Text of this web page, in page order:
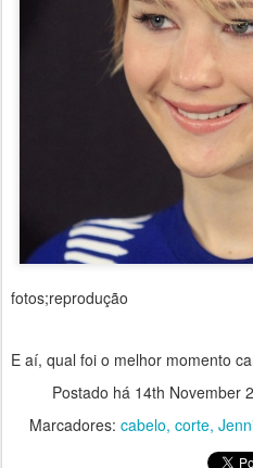
fotos;reprodução
E aí, qual foi o melhor momento
Postado há 14th November
Marcadores: cabelo corte